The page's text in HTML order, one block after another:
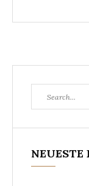
for:
NEUESTE